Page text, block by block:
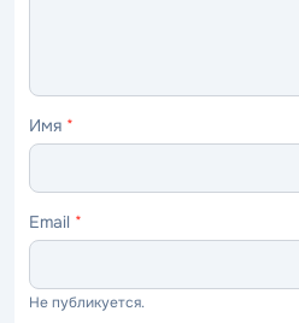
Имя *
Email *
Не публикуется.